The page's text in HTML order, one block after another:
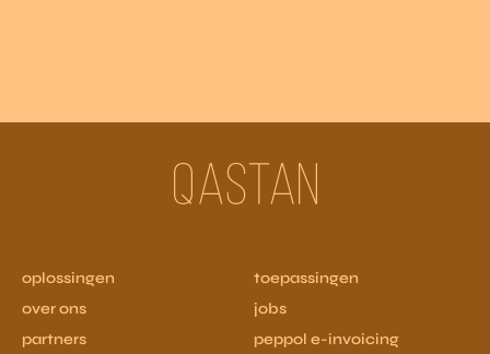
oplossingen
toepassingen
over ons
jobs
partners
peppol e-invoicing